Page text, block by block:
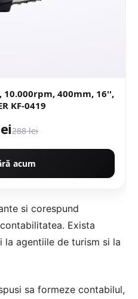
400mm, 16'',
KF-0419
288 lei
acum
si corespund
Exista
la agentiile de turism si la
sa formeze contabilul,